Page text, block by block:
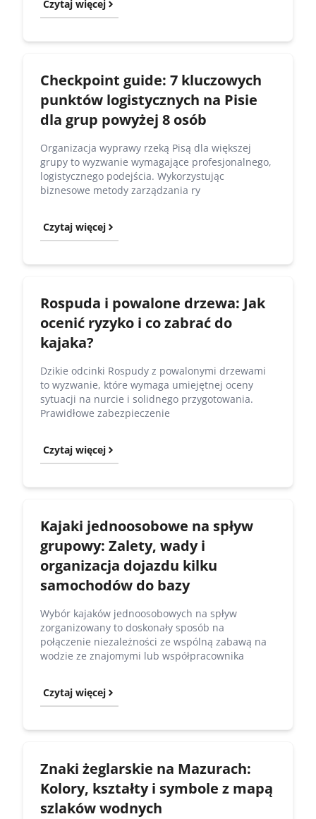
Czytaj więcej
Checkpoint guide: 7 kluczowych
punktów logistycznych na Pisie
dla grup powyżej 8 osób
Organizacja wyprawy rzeką Pisą dla większej
grupy to wyzwanie wymagające profesjonalnego,
logistycznego podejścia. Wykorzystując
biznesowe metody zarządzania ry
Czytaj więcej
Rospuda i powalone drzewa: Jak
ocenić ryzyko i co zabrać do
kajaka?
Dzikie odcinki Rospudy z powalonymi drzewami
to wyzwanie, które wymaga umiejętnej oceny
sytuacji na nurcie i solidnego przygotowania.
Prawidłowe zabezpieczenie
Czytaj więcej
Kajaki jednoosobowe na spływ
grupowy: Zalety, wady i
organizacja dojazdu kilku
samochodów do bazy
Wybór kajaków jednoosobowych na spływ
zorganizowany to doskonały sposób na
połączenie niezależności ze wspólną zabawą na
wodzie ze znajomymi lub współpracownika
Czytaj więcej
Znaki żeglarskie na Mazurach:
Kolory, kształty i symbole z mapą
szlaków wodnych